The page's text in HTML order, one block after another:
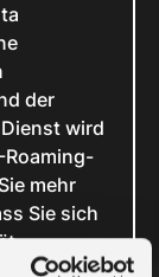
der
wird
Roaming-
mehr
Sie sich